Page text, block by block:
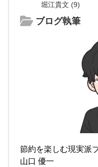
堀江貴文 (9)
ブログ執筆
節約を楽しむ現実派
山口 優一